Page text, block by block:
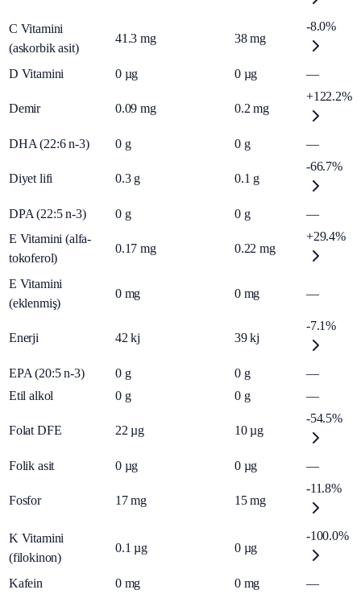
C Vitamini
(askorbik asit)
41.3 mg 38 mg
-8.0%
D Vitamini 0 µg 0 µg —
Demir 0.09 mg 0.2 mg
+122.2%
DHA (22:6 n-3) 0 g 0 g —
Diyet lifi 0.3 g 0.1 g
-66.7%
DPA (22:5 n-3) 0 g 0 g
—
E Vitamini (alfa-
tokoferol)
0.17 mg 0.22 mg
+29.4%
E Vitamini
(eklenmiş)
0 mg 0 mg —
Enerji 42 kj 39 kj
-7.1%
EPA (20:5 n-3) 0 g 0 g
—
Etil alkol
0 g 0 g —
Folat DFE 22 µg 10 µg
-54.5%
Folik asit 0 µg 0 µg —
Fosfor 17 mg 15 mg
-11.8%
K Vitamini
(filokinon)
0.1 µg 0 µg
-100.0%
Kafein 0 mg 0 mg —